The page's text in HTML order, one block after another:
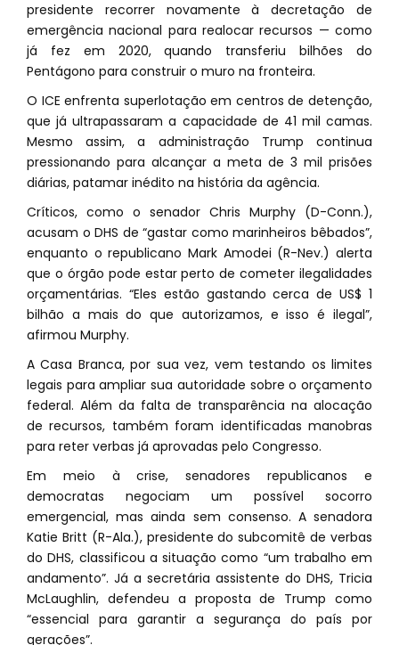
presidente recorrer novamente à decretação de
emergência nacional para realocar recursos — como
já fez em 2020, quando transferiu bilhões do
Pentágono para construir o muro na fronteira.
O ICE enfrenta superlotação em centros de detenção,
que já ultrapassaram a capacidade de 41 mil camas.
Mesmo assim, a administração Trump continua
pressionando para alcançar a meta de 3 mil prisões
diárias, patamar inédito na história da agência.
Críticos, como o senador Chris Murphy (D-Conn.),
acusam o DHS de “gastar como marinheiros bêbados”,
enquanto o republicano Mark Amodei (R-Nev.) alerta
que o órgão pode estar perto de cometer ilegalidades
orçamentárias. “Eles estão gastando cerca de US$ 1
bilhão a mais do que autorizamos, e isso é ilegal”,
afirmou Murphy.
A Casa Branca, por sua vez, vem testando os limites
legais para ampliar sua autoridade sobre o orçamento
federal. Além da falta de transparência na alocação
de recursos, também foram identificadas manobras
para reter verbas já aprovadas pelo Congresso.
Em meio à crise, senadores republicanos e
democratas negociam um possível socorro
emergencial, mas ainda sem consenso. A senadora
Katie Britt (R-Ala.), presidente do subcomitê de verbas
do DHS, classificou a situação como “um trabalho em
andamento”. Já a secretária assistente do DHS, Tricia
McLaughlin, defendeu a proposta de Trump como
“essencial para garantir a segurança do país por
gerações”.